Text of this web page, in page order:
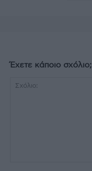
Έχετε κάποιο σχόλιο;